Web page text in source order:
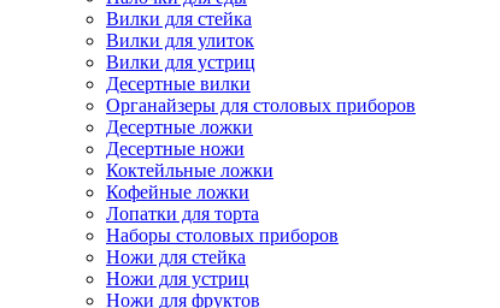
Вилки для стейка
Вилки для улиток
Вилки для устриц
Десертные вилки
Органайзеры для столовых приборов
Десертные ложки
Десертные ножи
Коктейльные ложки
Кофейные ложки
Лопатки для торта
Наборы столовых приборов
Ножи для стейка
Ножи для устриц
Ножи для фруктов